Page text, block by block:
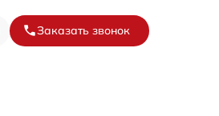
Заказать звонок